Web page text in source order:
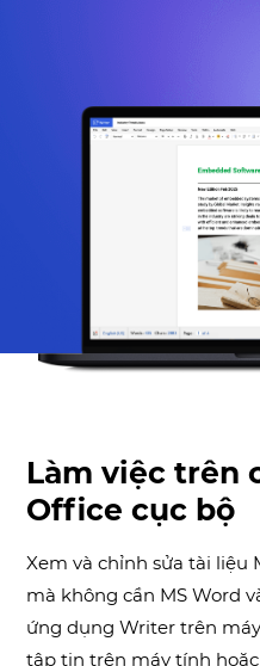
Làm việc trên
Office cục bộ
Xem và chỉnh sửa tài liệu
mà không cần MS Word
ứng dụng Writer trên
tập tin trên máy tính